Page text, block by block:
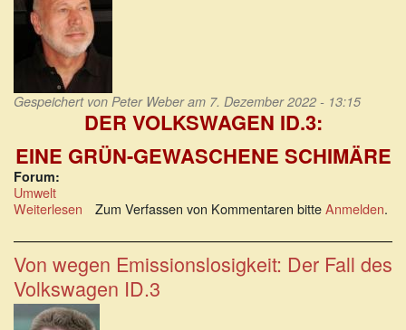
Gespeichert von Peter Weberam 7. Dezember 2022 - 13:15
DER VOLKSWAGEN ID.3:
EINE GRÜN-GEWASCHENE SCHIMÄRE
Forum:
Umwelt
Weiterlesen über
VOLKSWAGEN
ID.3:
EINE
GRÜN-
GEWASCHENE
SCHIMÄRE
Zum Verfassen von Kommentaren bitteAnmelden.
Von wegen Emissionslosigkeit: Der Fall des
Volkswagen ID.3